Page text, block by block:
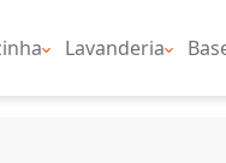
Cozinha